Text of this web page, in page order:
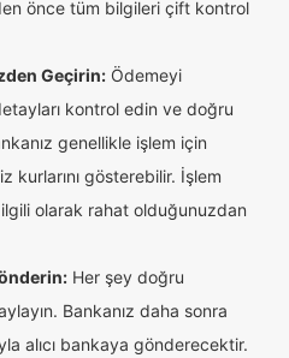
önce tüm bilgileri çift kontrol
Geçirin: Ödemeyi
kontrol edin ve doğru
genellikle işlem için
kurlarını gösterebilir. İşlem
olarak rahat olduğunuzdan
Her şey doğru
Bankanız daha sonra
alıcı bankaya gönderecektir.